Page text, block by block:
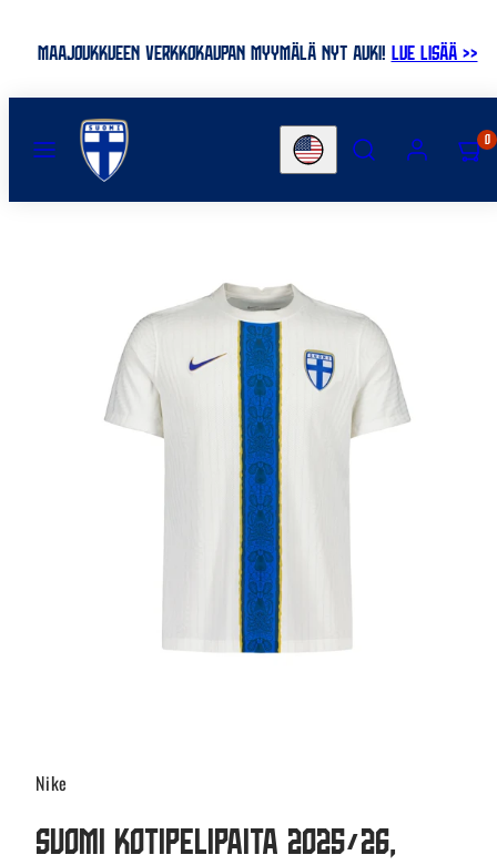
MAAJOUKKUEEN VERKKOKAUPAN MYYMÄLÄ NYT AUKI! LUE LISÄÄ >>
MENU
Country/region
SEARCH ACCOUNTVIEW
MY
CART
0
Nike
Suomi Kotipelipaita 2025/26,